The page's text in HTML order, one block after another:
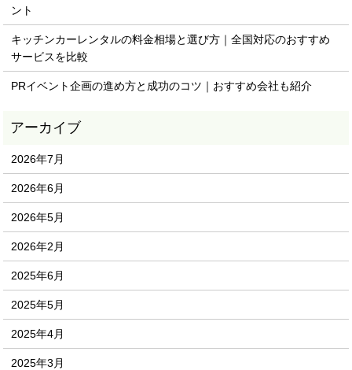
ント
キッチンカーレンタルの料金相場と選び方｜全国対応のおすすめ
サービスを比較
PRイベント企画の進め方と成功のコツ｜おすすめ会社も紹介
2026年7月
2026年6月
2026年5月
2026年2月
2025年6月
2025年5月
2025年4月
2025年3月